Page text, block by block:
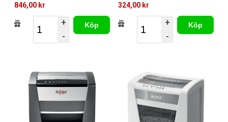
846,00 kr
+
-
Köp
324,00 kr
+
-
Köp